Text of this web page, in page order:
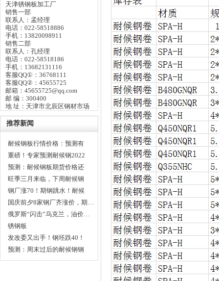
天津锈钢板加工厂
销售一部
联系人：孟经理
电话：022-58518886
手机：13820098911
销售二部
联系人：孔经理
电话：022-58518186
手机：13682131116
客服QQ①：36768111
客服QQ②：45655725
邮箱：45655725@qq.com
邮 编：300400
地 址：天津市北辰区钢材市场
推荐新闻
耐候钢板行情价格：预测有
变…
重磅！专家预测耐候钢2022
年…
预测：耐候钢板期货价格还
得…
旺季三月来临，下周耐候钢
板…
钢厂涨70！期钢跳水！耐候
钢…
国庆前夕8家钢厂齐涨价，期…
俄罗斯“闪击”乌克兰，油价…
锈钢板
发改委又出手！钢坯跌40！
明…
预测：周末过后的耐候钢钢
价…